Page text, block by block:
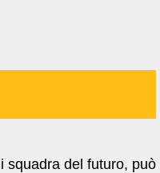
squadra del futuro, può